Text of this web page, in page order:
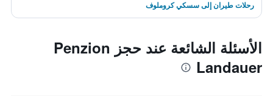
رحلات طيران إلى سسكي كروملوف
الأسئلة الشائعة عند حجز Penzion
Landauer